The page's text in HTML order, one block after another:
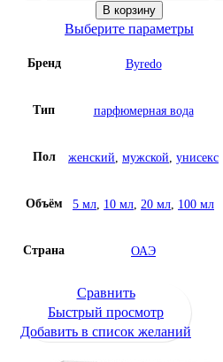
Парфюм
масляной
Byredo
В корзину
Выберите параметры
Бренд Byredo
Тип парфюмерная вода
Пол женский мужской унисекс
Объём 5 мл 10 мл 20 мл 100 мл
Страна ОАЭ
Сравнить
Быстрый просмотр
Добавить в список желаний